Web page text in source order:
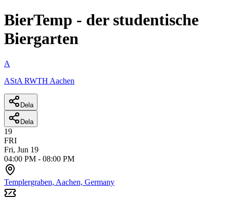
BierTemp - der studentische
Biergarten
A
AStA RWTH Aachen
Dela
Dela
19
FRI
Fri, Jun 19
04:00 PM - 08:00 PM
Templergraben, Aachen, Germany